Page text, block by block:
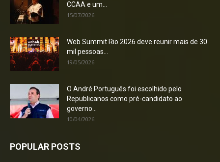
CCAA e um...
15/07/2026
Web Summit Rio 2026 deve reunir mais de 30
mil pessoas...
19/05/2026
O André Português foi escolhido pelo
Republicanos como pré-candidato ao
governo...
10/04/2026
POPULAR POSTS